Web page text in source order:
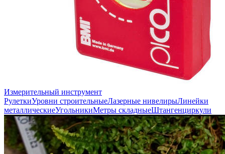
Измерительный инструмент
РулеткиУровни строительныеЛазерные нивелирыЛинейки
металлическиеУгольникиМетры складныеШтангенциркули